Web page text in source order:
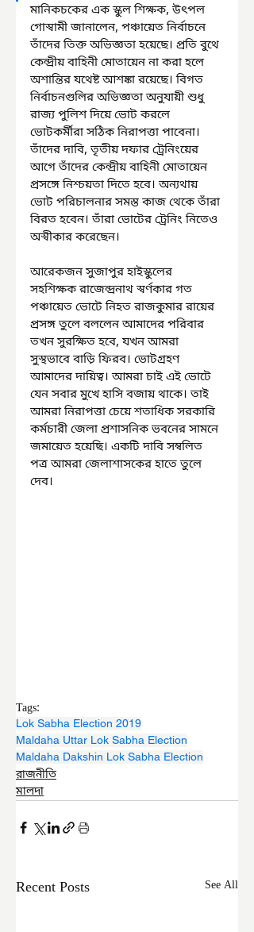
মানিকচকের এক স্কুল শিক্ষক, উৎপল
গোস্বামী জানালেন, পঞ্চায়েত নির্বাচনে
তাঁদের তিক্ত অভিজ্ঞতা হয়েছে। প্রতি বুথে
কেন্দ্রীয় বাহিনী মোতায়েন না করা হলে
অশান্তির যথেষ্ট আশঙ্কা রয়েছে। বিগত
নির্বাচনগুলির অভিজ্ঞতা অনুযায়ী শুধু
রাজ্য পুলিশ দিয়ে ভোট করলে
ভোটকর্মীরা সঠিক নিরাপত্তা পাবেনা।
তাঁদের দাবি, তৃতীয় দফার ট্রেনিংয়ের
আগে তাঁদের কেন্দ্রীয় বাহিনী মোতায়েন
প্রসঙ্গে নিশ্চয়তা দিতে হবে। অন্যথায়
ভোট পরিচালনার সমস্ত কাজ থেকে তাঁরা
বিরত হবেন। তাঁরা ভোটের ট্রেনিং নিতেও
অস্বীকার করেছেন।
আরেকজন সুজাপুর হাইস্কুলের
সহশিক্ষক রাজেন্দ্রনাথ স্বর্ণকার গত
পঞ্চায়েত ভোটে নিহত রাজকুমার রায়ের
প্রসঙ্গ তুলে বললেন আমাদের পরিবার
তখন সুরক্ষিত হবে, যখন আমরা
সুস্থভাবে বাড়ি ফিরব। ভোটগ্রহণ
আমাদের দায়িত্ব। আমরা চাই এই ভোটে
যেন সবার মুখে হাসি বজায় থাকে। তাই
আমরা নিরাপত্তা চেয়ে শতাধিক সরকারি
কর্মচারী জেলা প্রশাসনিক ভবনের সামনে
জমায়েত হয়েছি। একটি দাবি সম্বলিত
পত্র আমরা জেলাশাসকের হাতে তুলে
দেব।
Tags:
Lok Sabha Election 2019
Maldaha Uttar Lok Sabha Election
Maldaha Dakshin Lok Sabha Election
রাজনীতি
মালদা
Recent Posts See All